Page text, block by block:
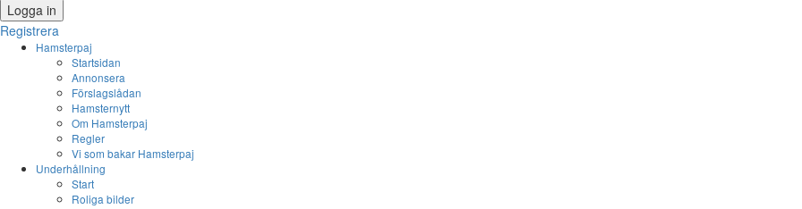
Logga in
Registrera
Hamsterpaj
Startsidan
Annonsera
Förslagslådan
Hamsternytt
Om Hamsterpaj
Regler
Vi som bakar Hamsterpaj
Underhållning
Start
Roliga bilder